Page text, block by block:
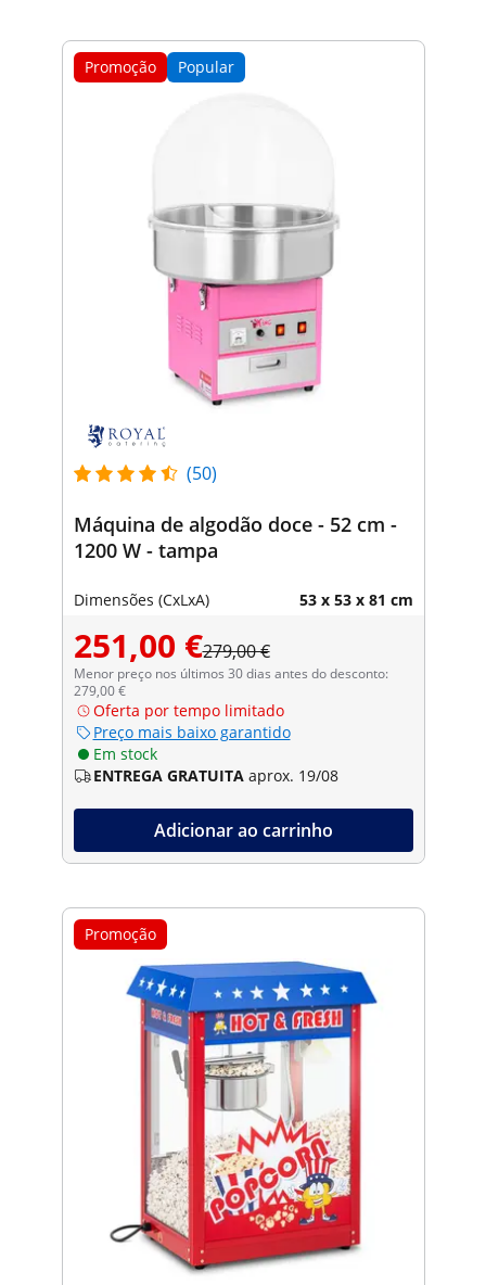
Promoção Popular
(50)
Máquina de algodão doce - 52 cm -
1200 W - tampa
Dimensões (CxLxA) 53 x 53 x 81 cm
251,00 €279,00 €
Menor preço nos últimos 30 dias antes do desconto:
279,00 €
Oferta por tempo limitado
Preço mais baixo garantido
Em stock
ENTREGA GRATUITA aprox. 19/08
Adicionar ao carrinho
Promoção